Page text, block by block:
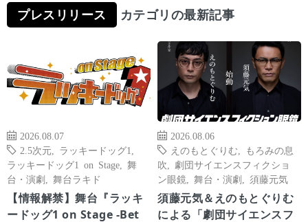
プレスリリース カテゴリの最新記事
2026.08.07
2.5次元
ラッキードッグ1
ラッキードッグ1 on Stage
舞
台・演劇
舞台ラキド
【情報解禁】舞台『ラッキ
ードッグ1 on Stage -Bet
2026.08.06
えのもとぐりむ
もろみの息
吹
劇団サイエンスフィクショ
ン眼鏡
舞台・演劇 須藤元気
須藤元気＆えのもとぐりむ
による「劇団サイエンスフ